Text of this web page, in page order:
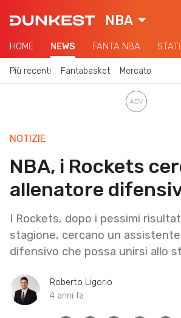
NBA
HOME NEWS FANTA NBA
Più recenti Fantabasket Mercato
NOTIZIE
NBA, i Rockets
allenatore
I Rockets, dopo i pessimi
stagione, cercano un
difensivo che possa unirsi allo
Roberto Ligorio
4 anni fa